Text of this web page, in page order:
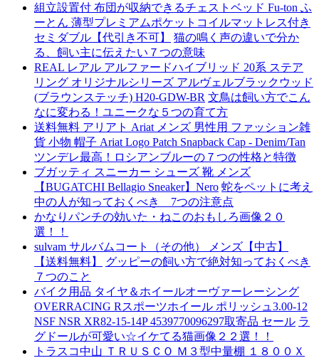
組立設置付 布団が収納できるチェストベッド Fu-ton ふ
ーとん 薄型プレミアムポケットコイルマットレス付き
セミダブル【代引き不可】
猫の鳴く声の違いで分か
る、飼い主に伝えたい７つの意味
REAL レアル アルファードハイブリッド 20系 ステア
リング オリジナルシリーズ アルヴェルブラックウッド
(ブラウンステッチ) H20-GDW-BR 文鳥は飼い方でこん
なに変わる！ユニークな５つの育て方
送料無料 アリアト Ariat メンズ 男性用 ファッション雑
貨 小物 帽子 Ariat Logo Patch Snapback Cap - Denim/Tan
ツンデレ最高！ロシアンブルーの７つの性格と特徴
ブガッティ スニーカー シューズ 靴 メンズ
【BUGATCHI Bellagio Sneaker】Nero 蛇をペットに考え
中の人が知っておくべき 7つの注意点
かなりパンチの効いた・ねこのおもしろ画像２０
選！！
sulvam サルバムコート（その他） メンズ【中古】
【送料無料】
グッピーの飼い方で絶対知っておくべき
７つのこと
バイク用品 タイヤ＆ホイールオーヴァーレーシング
OVERRACING Rスポーツホイール ポリッシュ3.00-12
NSF NSR XR82-15-14P 4539770096297取寄品 セール ラ
グドールが可愛い☆イケてる猫画像２２選！！
トラスコ中山 ＴＲＵＳＣＯ Ｍ３型中量棚 １８００Ｘ